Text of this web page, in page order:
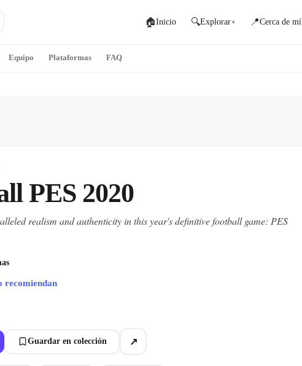
🏠Inicio 🔍Explorar ▾ 📍Cerca de mí
PES 2020
realism and authenticity in this year's definitive football game: PES
s
recomiendan
Guardar en colección ↗
Equipo Plataformas FAQ